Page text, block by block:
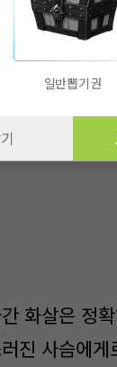
화살은 정
진 사슴에
일반뽑기권